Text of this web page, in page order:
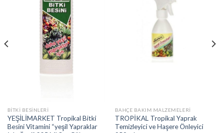
BITKI BESINLERI
YEŞİLİMARKET Tropikal Bitki
Besini Vitamini “yeşil Yapraklar
BAHÇE BAKIM MALZEMELERI
TROPİKAL Tropikal Yaprak
Temizleyici ve Haşere Önleyici